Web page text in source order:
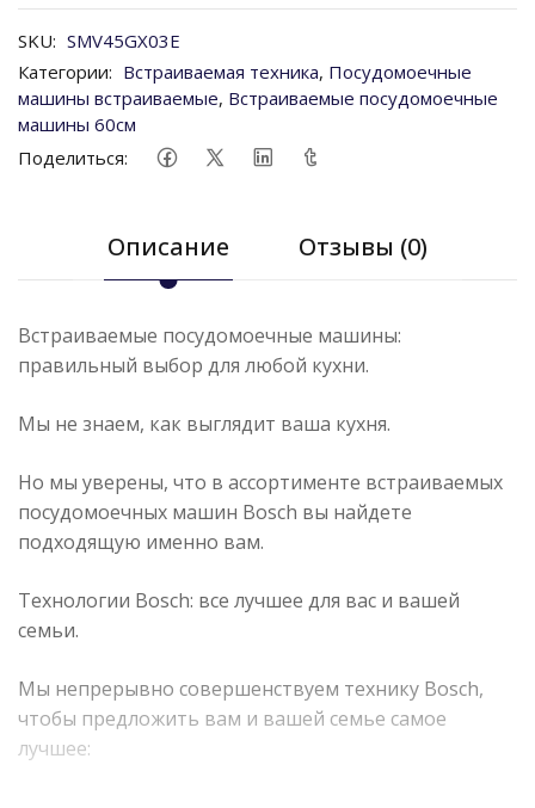
SKU: SMV45GX03E
Категории: Встраиваемая техника, Посудомоечные
машины встраиваемые, Встраиваемые посудомоечные
машины 60см
Поделиться:
Описание Отзывы (0)
Встраиваемые посудомоечные машины:
правильный выбор для любой кухни.
Мы не знаем, как выглядит ваша кухня.
Но мы уверены, что в ассортименте встраиваемых
посудомоечных машин Bosch вы найдете
подходящую именно вам.
Технологии Bosch: все лучшее для вас и вашей
семьи.
Мы непрерывно совершенствуем технику Bosch,
чтобы предложить вам и вашей семье самое
лучшее: